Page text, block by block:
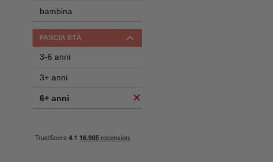
bambina
FASCIA ETÀ
3-6 anni
3+ anni
6+ anni